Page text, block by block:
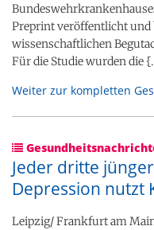
Preprint veröffentlicht und
wissenschaftlichen
Für die Studie wurden die
Weiter zur kompletten
Jeder dritte
Depression nutzt
Leipzig/ Frankfurt am